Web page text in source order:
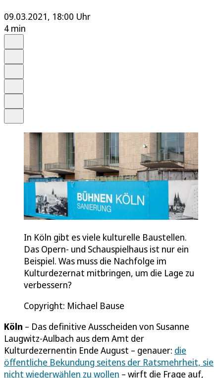
09.03.2021, 18:00 Uhr
4 min
In Köln gibt es viele kulturelle Baustellen.
Das Opern- und Schauspielhaus ist nur ein
Beispiel. Was muss die Nachfolge im
Kulturdezernat mitbringen, um die Lage zu
verbessern?
Copyright: Michael Bause
Köln – Das definitive Ausscheiden von Susanne
Laugwitz-Aulbach aus dem Amt der
Kulturdezernentin Ende August – genauer: die
öffentliche Bekundung seitens der Ratsmehrheit, sie
nicht wiederwählen zu wollen – wirft die Frage auf,